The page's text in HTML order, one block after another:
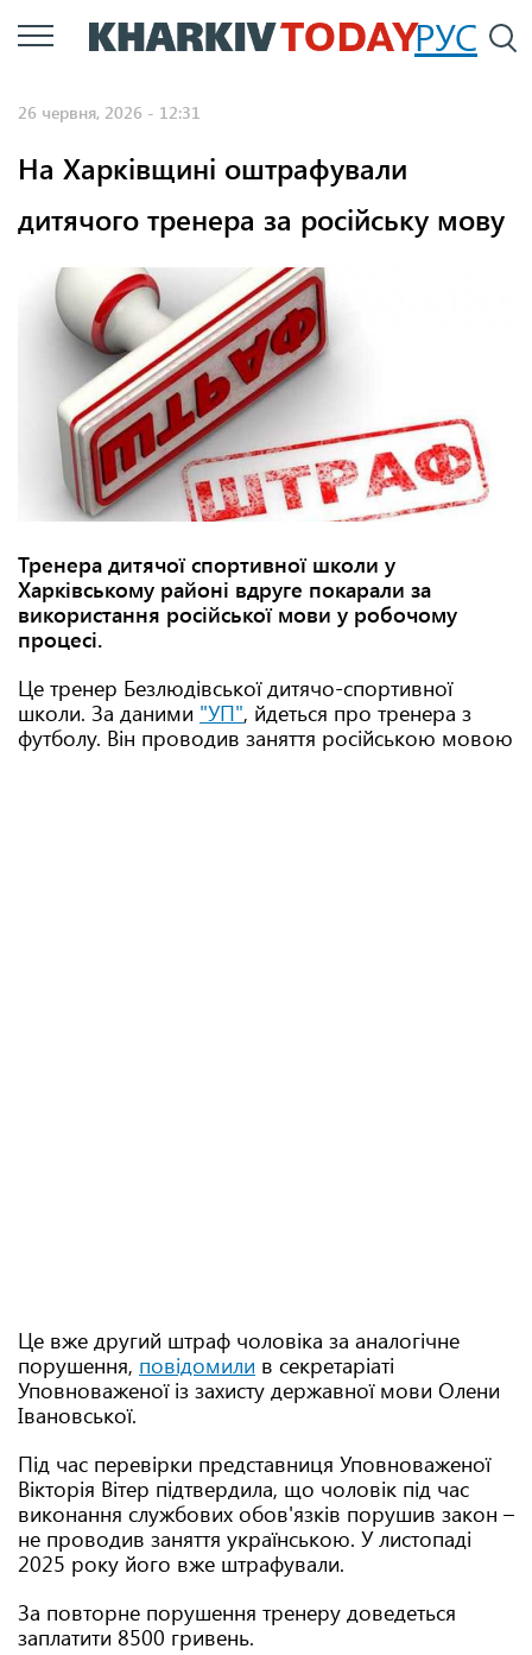
Перейти
до
РУС
26 червня, 2026 - 12:31
На Харківщині оштрафували
дитячого тренера за російську мову
Тренера дитячої спортивної школи у
Харківському районі вдруге покарали за
використання російської мови у робочому
процесі.
Це тренер Безлюдівської дитячо-спортивної
школи. За даними "УП", йдеться про тренера з
футболу. Він проводив заняття російською мовою
Це вже другий штраф чоловіка за аналогічне
порушення, повідомили в секретаріаті
Уповноваженої із захисту державної мови Олени
Івановської.
Під час перевірки представниця Уповноваженої
Вікторія Вітер підтвердила, що чоловік під час
виконання службових обов'язків порушив закон –
не проводив заняття українською. У листопаді
2025 року його вже штрафували.
За повторне порушення тренеру доведеться
заплатити 8500 гривень.